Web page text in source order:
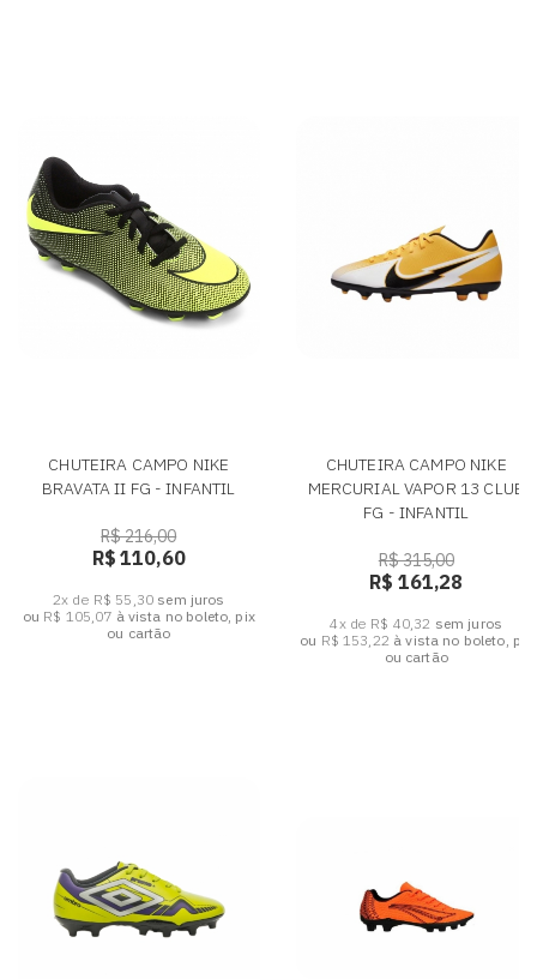
CHUTEIRA CAMPO NIKE
BRAVATA II FG - INFANTIL
R$ 216,00
R$ 110,60
2x de R$ 55,30 sem juros
ou R$ 105,07 à vista no boleto, pix
ou cartão
CHUTEIRA CAMPO NIKE
MERCURIAL VAPOR 13 CLUB
FG - INFANTIL
R$ 315,00
R$ 161,28
4x de R$ 40,32 sem juros
ou R$ 153,22 à vista no boleto, pix
ou cartão